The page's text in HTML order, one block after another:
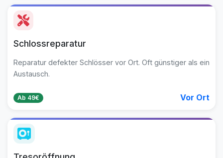
Schlossreparatur
Reparatur defekter Schlösser vor Ort. Oft günstiger als ein
Austausch.
Ab 49€ Vor Ort